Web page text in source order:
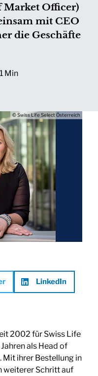
Market Officer)
mit CEO
die Geschäfte
Min
© Swiss Life Select Österreich
LinkedIn
2002 für Swiss Life
als Head of
Mit ihrer Bestellung in
weiterer Schritt auf